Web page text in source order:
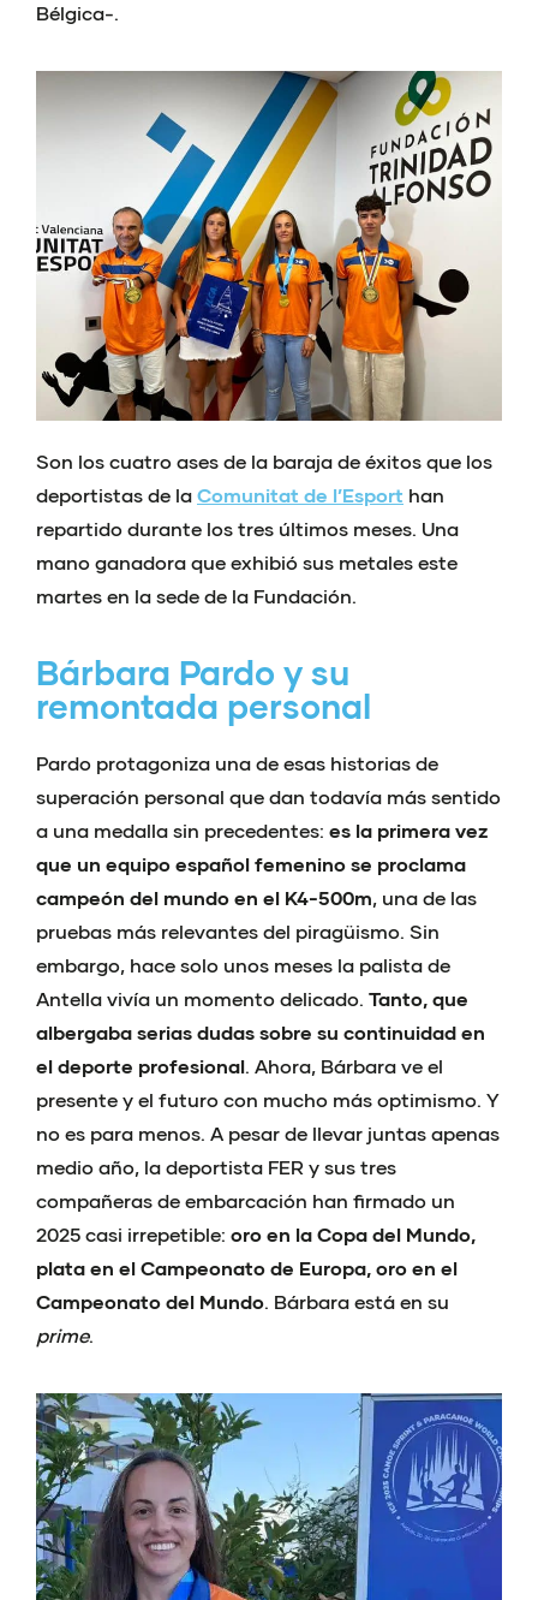
Bélgica-.
Son los cuatro ases de la baraja de éxitos que los
deportistas de la Comunitat de l’Esport han
repartido durante los tres últimos meses. Una
mano ganadora que exhibió sus metales este
martes en la sede de la Fundación.
Bárbara Pardo y su
remontada personal
Pardo protagoniza una de esas historias de
superación personal que dan todavía más sentido
a una medalla sin precedentes: es la primera vez
que un equipo español femenino se proclama
campeón del mundo en el K4-500m, una de las
pruebas más relevantes del piragüismo. Sin
embargo, hace solo unos meses la palista de
Antella vivía un momento delicado. Tanto, que
albergaba serias dudas sobre su continuidad en
el deporte profesional. Ahora, Bárbara ve el
presente y el futuro con mucho más optimismo. Y
no es para menos. A pesar de llevar juntas apenas
medio año, la deportista FER y sus tres
compañeras de embarcación han firmado un
2025 casi irrepetible: oro en la Copa del Mundo,
plata en el Campeonato de Europa, oro en el
Campeonato del Mundo. Bárbara está en su
prime.